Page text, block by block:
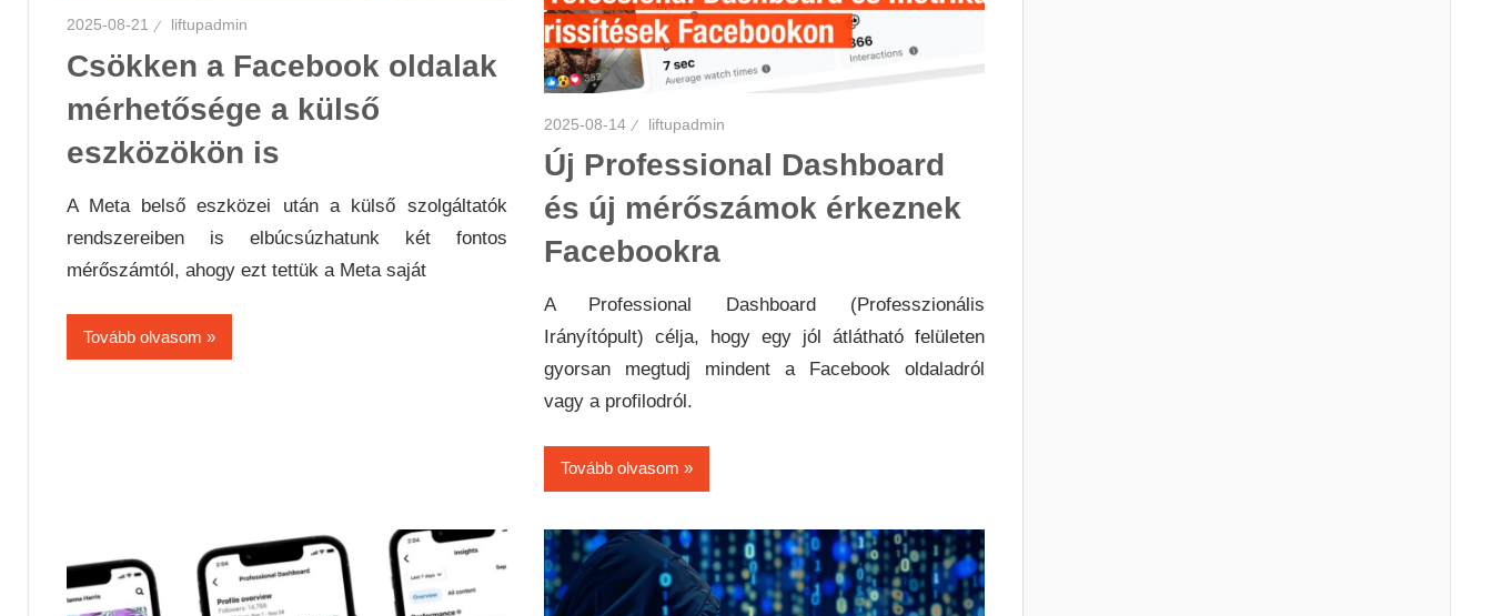
2025-08-21 liftupadmin
Csökken a Facebook oldalak
mérhetősége a külső
eszközökön is
A Meta belső eszközei után a külső szolgáltatók
rendszereiben is elbúcsúzhatunk két fontos
mérőszámtól, ahogy ezt tettük a Meta saját
Tovább olvasom
2025-08-14 liftupadmin
Új Professional Dashboard
és új mérőszámok érkeznek
Facebookra
A Professional Dashboard (Professzionális
Irányítópult) célja, hogy egy jól átlátható felületen
gyorsan megtudj mindent a Facebook oldaladról
vagy a profilodról.
Tovább olvasom